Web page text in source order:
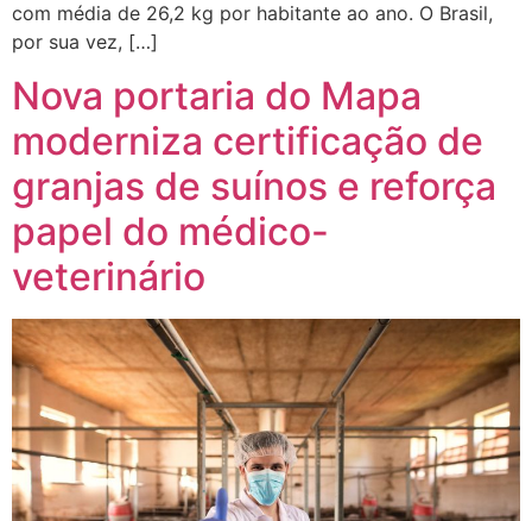
com média de 26,2 kg por habitante ao ano. O Brasil,
por sua vez, […]
Nova portaria do Mapa
moderniza certificação de
granjas de suínos e reforça
papel do médico-
veterinário